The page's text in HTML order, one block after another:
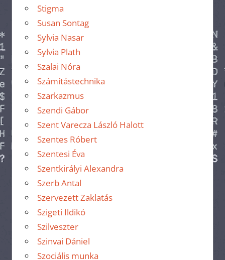
Stigma
Susan Sontag
Sylvia Nasar
Sylvia Plath
Szalai Nóra
Számítástechnika
Szarkazmus
Szendi Gábor
Szent Varecza László Halott
Szentes Róbert
Szentesi Éva
Szentkirályi Alexandra
Szerb Antal
Szervezett Zaklatás
Szigeti Ildikó
Szilveszter
Szinvai Dániel
Szociális munka